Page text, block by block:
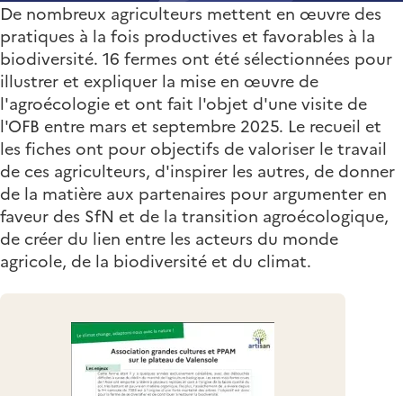
De nombreux agriculteurs mettent en œuvre des
pratiques à la fois productives et favorables à la
biodiversité. 16 fermes ont été sélectionnées pour
illustrer et expliquer la mise en œuvre de
l'agroécologie et ont fait l'objet d'une visite de
l'OFB entre mars et septembre 2025. Le recueil et
les fiches ont pour objectifs de valoriser le travail
de ces agriculteurs, d'inspirer les autres, de donner
de la matière aux partenaires pour argumenter en
faveur des SfN et de la transition agroécologique,
de créer du lien entre les acteurs du monde
agricole, de la biodiversité et du climat.